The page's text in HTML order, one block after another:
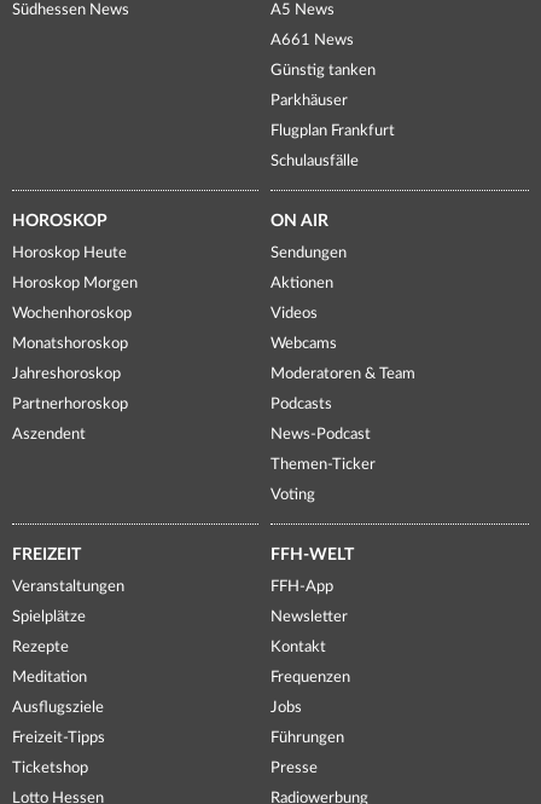
Südhessen News
A5 News
A661 News
Günstig tanken
Parkhäuser
Flugplan Frankfurt
Schulausfälle
HOROSKOP
Horoskop Heute
Horoskop Morgen
Wochenhoroskop
Monatshoroskop
Jahreshoroskop
Partnerhoroskop
Aszendent
ON AIR
Sendungen
Aktionen
Videos
Webcams
Moderatoren & Team
Podcasts
News-Podcast
Themen-Ticker
Voting
FREIZEIT
Veranstaltungen
Spielplätze
Rezepte
Meditation
Ausflugsziele
Freizeit-Tipps
Ticketshop
Lotto Hessen
FFH-WELT
FFH-App
Newsletter
Kontakt
Frequenzen
Jobs
Führungen
Presse
Radiowerbung